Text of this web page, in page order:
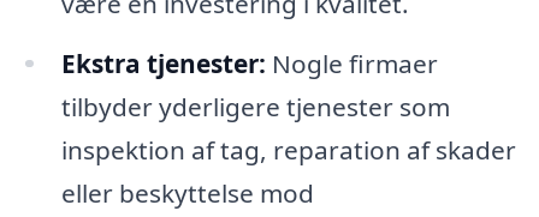
Ekstra tjenester: Nogle firmaer
tilbyder yderligere tjenester som
inspektion af tag, reparation af skader
eller beskyttelse mod